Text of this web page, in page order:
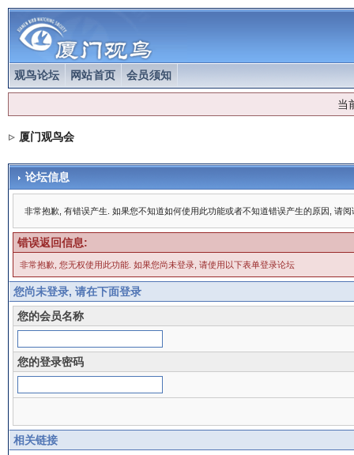
观鸟论坛 网站首页 会员须知
当
厦门观鸟会
论坛信息
非常抱歉, 有错误产生. 如果您不知道如何使用此功能或者不知道错误产生的原因, 请
错误返回信息:
非常抱歉, 您无权使用此功能. 如果您尚未登录, 请使用以下表单登录论坛
您尚未登录, 请在下面登录
您的会员名称
您的登录密码
相关链接